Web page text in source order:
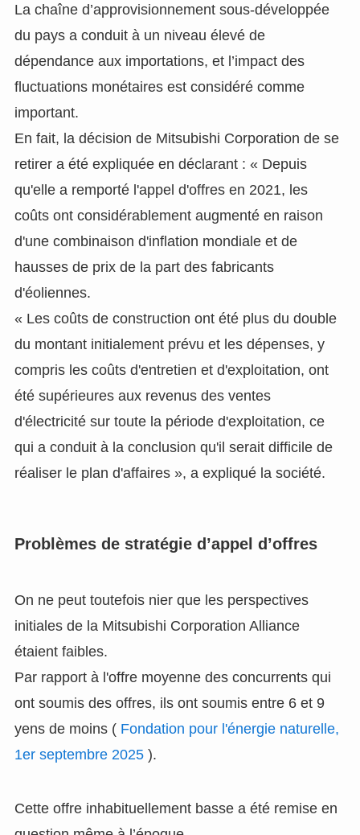
La chaîne d’approvisionnement sous-développée
du pays a conduit à un niveau élevé de
dépendance aux importations, et l’impact des
fluctuations monétaires est considéré comme
important.
En fait, la décision de Mitsubishi Corporation de se
retirer a été expliquée en déclarant : « Depuis
qu'elle a remporté l'appel d'offres en 2021, les
coûts ont considérablement augmenté en raison
d'une combinaison d'inflation mondiale et de
hausses de prix de la part des fabricants
d'éoliennes.
« Les coûts de construction ont été plus du double
du montant initialement prévu et les dépenses, y
compris les coûts d'entretien et d'exploitation, ont
été supérieures aux revenus des ventes
d'électricité sur toute la période d'exploitation, ce
qui a conduit à la conclusion qu'il serait difficile de
réaliser le plan d'affaires », a expliqué la société.
Problèmes de stratégie d’appel d’offres
On ne peut toutefois nier que les perspectives
initiales de la Mitsubishi Corporation Alliance
étaient faibles.
Par rapport à l'offre moyenne des concurrents qui
ont soumis des offres, ils ont soumis entre 6 et 9
yens de moins ( Fondation pour l'énergie naturelle,
1er septembre 2025 ).
Cette offre inhabituellement basse a été remise en